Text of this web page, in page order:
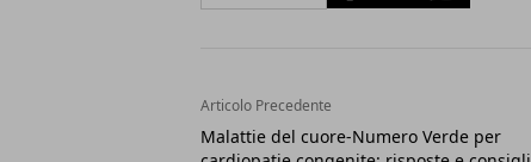
Articolo Precedente
Malattie del cuore-Numero Verde per